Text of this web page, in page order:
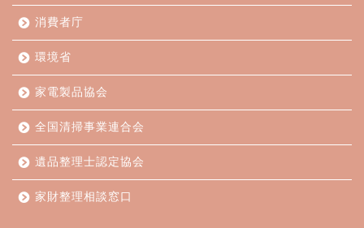
消費者庁
環境省
家電製品協会
全国清掃事業連合会
遺品整理士認定協会
家財整理相談窓口